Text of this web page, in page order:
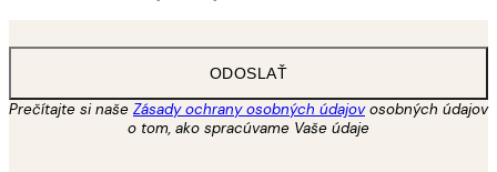
ODOSLAŤ
Prečítajte si naše Zásady ochrany osobných údajovosobných údajov
o tom, ako spracúvame Vaše údaje